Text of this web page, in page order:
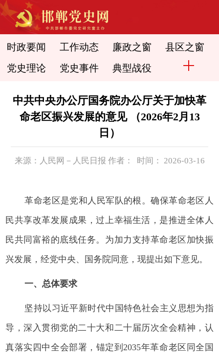
时政要闻 工作动态 廉政之窗 县区之窗
党史理论 党史事件 典型战役
中共中央办公厅国务院办公厅关于加快革
命老区振兴发展的意见 （2026年2月13
日）
来源：人民网－人民日报 作者： 时间： 2026-03-16
革命老区是党和人民军队的根。确保革命老区人
民共享改革发展成果，过上幸福生活，是推进全体人
民共同富裕的底线任务。为加力支持革命老区加快振
兴发展，经党中央、国务院同意，现提出如下意见。
一、总体要求
坚持以习近平新时代中国特色社会主义思想为指
导，深入贯彻党的二十大和二十届历次全会精神，认
真落实四中全会部署，锚定到2035年革命老区同全国